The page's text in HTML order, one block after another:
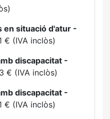
en situació d'atur -
€ (IVA inclòs)
discapacitat -
€ (IVA inclòs)
discapacitat -
€ (IVA inclòs)